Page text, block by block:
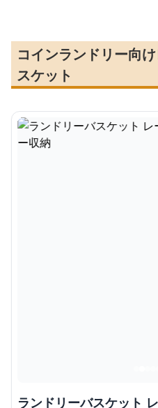
コインランドリー向
スケット
ランドリーバスケット